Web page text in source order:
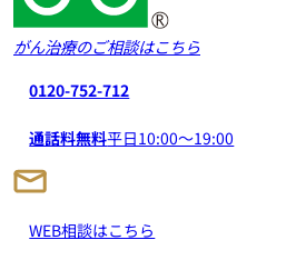
がん治療のご相談はこちら
0120-752-712
通話料無料平日10:00～19:00
WEB相談はこちら